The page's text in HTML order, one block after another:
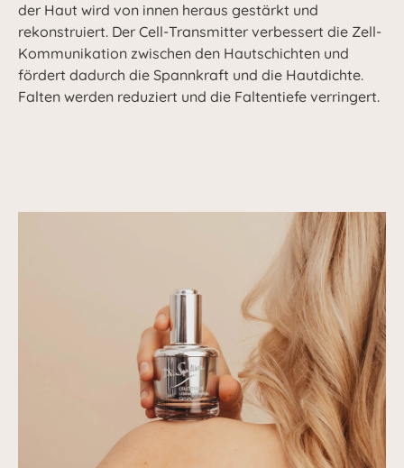
der Haut wird von innen heraus gestärkt und
rekonstruiert. Der Cell-Transmitter verbessert die Zell-
Kommunikation zwischen den Hautschichten und
fördert dadurch die Spannkraft und die Hautdichte.
Falten werden reduziert und die Faltentiefe verringert.